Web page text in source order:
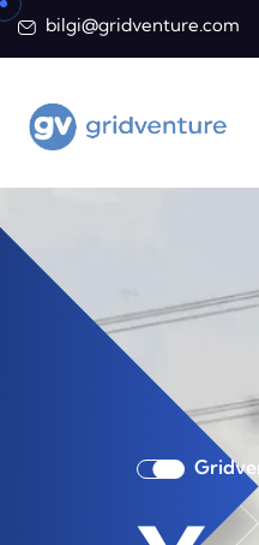
bilgi@gridventure.com